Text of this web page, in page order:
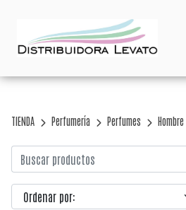
TIENDA Perfumería Perfumes Hombre